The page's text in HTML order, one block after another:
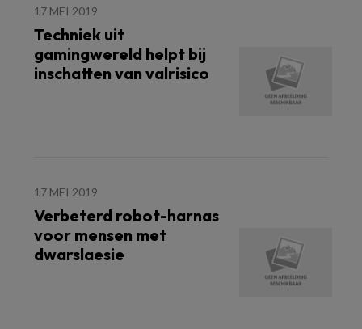
17 MEI 2019
Techniek uit
gamingwereld helpt bij
inschatten van valrisico
17 MEI 2019
Verbeterd robot-harnas
voor mensen met
dwarslaesie